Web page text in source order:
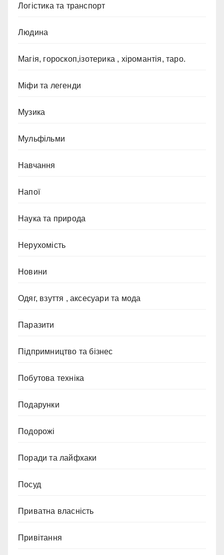
Логістика та транспорт
Людина
Магія, гороскоп,ізотерика , хіромантія, таро.
Міфи та легенди
Музика
Мульфільми
Навчання
Напої
Наука та природа
Нерухомість
Новини
Одяг, взуття , аксесуари та мода
Паразити
Підпримництво та бізнес
Побутова техніка
Подарунки
Подорожі
Поради та лайфхаки
Посуд
Приватна власність
Привітання